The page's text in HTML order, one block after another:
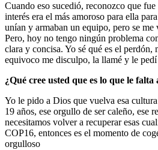
Cuando eso sucedió, reconozco que
interés era el más amoroso para ella
unían y armaban un equipo, pero se
Pero, hoy no tengo ningún problema
clara y concisa. Yo sé qué es el perdón,
equivoco me disculpo, la llamé y le pedí
¿Qué cree usted que es lo que le falta
Yo le pido a Dios que vuelva esa
19 años, ese orgullo de ser caleño, ese
necesitamos volver a recuperar esas
COP16, entonces es el momento de
orgulloso